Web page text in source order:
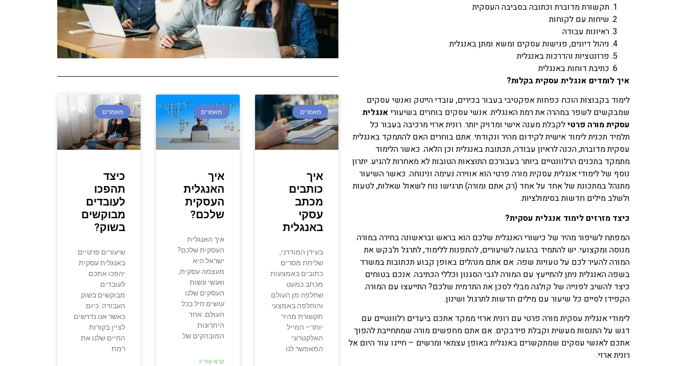
תקשורת מדוברת וכתובה בסביבה העסקית
שיחות עם לקוחות
ראיונות עבודה
ניהול דיונים, פגישות עסקים ומשא ומתן באנגלית
פרזנטציות והדרכות באנגלית
כתיבת דוחות באנגלית
איך לומדים אנגלית עסקית בקלות?
לימוד בקבוצות הוכח כפחות אפקטיבי בעבור בכירים, עובדי הייטק ואנשי עסקים
שמבקשים לשפר במהרה את רמת האנגלית. אנשי עסקים בוחרים בשיעורי אנגלית
עסקית מורה פרטילקבלת מענה אישי ומדויק יותר. רונית ארזי מרכיבה בעבור כל
תלמיד תכנית לימוד אישית לקידום מהיר ונקודתי. אתם בוחרים האם להתמקד באנגלית
עסקית מדוברת, הכנה לראיון עבודה, תכתובת באנגלית וכן הלאה. כאשר הלימוד
מתמקד בתכנים הרלוונטיים ביותר בעבורכם התוצאות הטובות לא מאחרות להגיע. יתרון
נוסף של לימודי אנגלית עסקית מורה פרטי הוא אווירה נעימה ונינוחה. כאשר השיעור
מתנהל במתכונת של אחד על אחד (רק אתם ומורה) תרגישו נוח לשאול שאלות, לטעות
ולשלב מילים חדשות בסימולציות.
כיצד מזרזים לימוד אנגלית עסקית?
המפתח לשיפור מהיר של כישורי האנגלית שלכם הוא בראש ובראשונה בחירה במורה
מנוסה ומקצועי. יש להתמיד בהגעה לשיעורים, להתפנות ללימוד, לתרגל ולבקש את
המורה להעיר לכם על טעויות שפה. אם אתם מנהלים באופן קבוע תכתובות במשרד
בשפה האנגלית ניתן להתייעץ עם המורה לגבי הסגנון וכללי הכתיבה. אנכם בטוחים
כיצד להשיב לפנייה של קולגה מבלי לסכן את התדמית שלכם? התייעצו עם המורה.
הקפידו לסיים כל שיעור עם מילים חדשות לתרגול ושינון.
לימודי אנגלית עסקית מורה פרטי עם רונית ארזי ממקד אתכם ביעדים רלוונטיים עם
דגש על התנסות מעשית וקבלת פידבקים. אם אתם מחפשים מורה שמתחייבת להפוך
אתכם לאנשי עסקים שמתקשרים באנגלית באופן עצמאי ומרשים – חייגו עוד היום אל
רונית ארזי.
מאמרים
איך
כותבים
מכתב
עסקי
באנגלית
בעידן המודרני,
שליחת מסרים
כתובים באמצעות
מכתב כמעט
שחלפה מן העולם
והוחלפה באמצעי
תקשורת מהיר
יותר– המייל
האלקטרוני
המאפשר לנו
מאמרים
איך
האנגלית
העסקית
שלכם?
איך האנגלית
העסקית שלכם?
ישראל היא
מעצמה עסקית,
ואנשי ונשות
העסקים שלנו
עושים חיל בכל
העולם. אחד
היתרונות
המובהקים של
קרא עוד »
מאמרים
כיצד
תהפכו
לעובדים
מבוקשים
בשוק?
שיעורים פרטיים
באנגלית עסקית
יהפכו אתכם
לעובדים
מבוקשים בשוק
העבודה. כיום
כאשר אנו נדרשים
לציין בקורות
החיים שלנו את
רמת